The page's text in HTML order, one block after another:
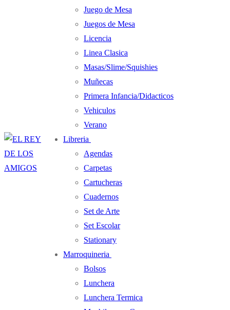
Juego de Mesa
Juegos de Mesa
Licencia
Linea Clasica
Masas/Slime/Squishies
Muñecas
Primera Infancia/Didacticos
Vehiculos
Verano
Libreria
Agendas
Carpetas
Cartucheras
Cuadernos
Set de Arte
Set Escolar
Stationary
Marroquineria
Bolsos
Lunchera
Lunchera Termica